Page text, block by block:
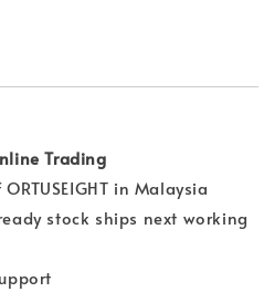
Trading
ORTUSEIGHT in Malaysia
stock ships next working